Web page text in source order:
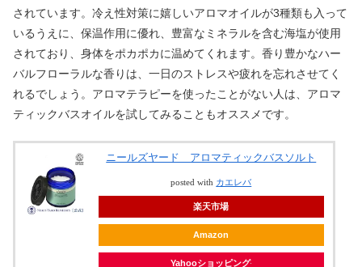
されています。冷え性対策に嬉しいアロマオイルが3種類も入って
いるうえに、保温作用に優れ、豊富なミネラルを含む海塩が使用
されており、身体をポカポカに温めてくれます。香り豊かなハー
バルフローラルな香りは、一日のストレスや疲れを忘れさせてく
れるでしょう。アロマテラピーを使ったことがない人は、アロマ
ティックバスオイルを試してみることもオススメです。
ニールズヤード アロマティックバスソルト
posted with カエレバ
楽天市場
Amazon
Yahooショッピング